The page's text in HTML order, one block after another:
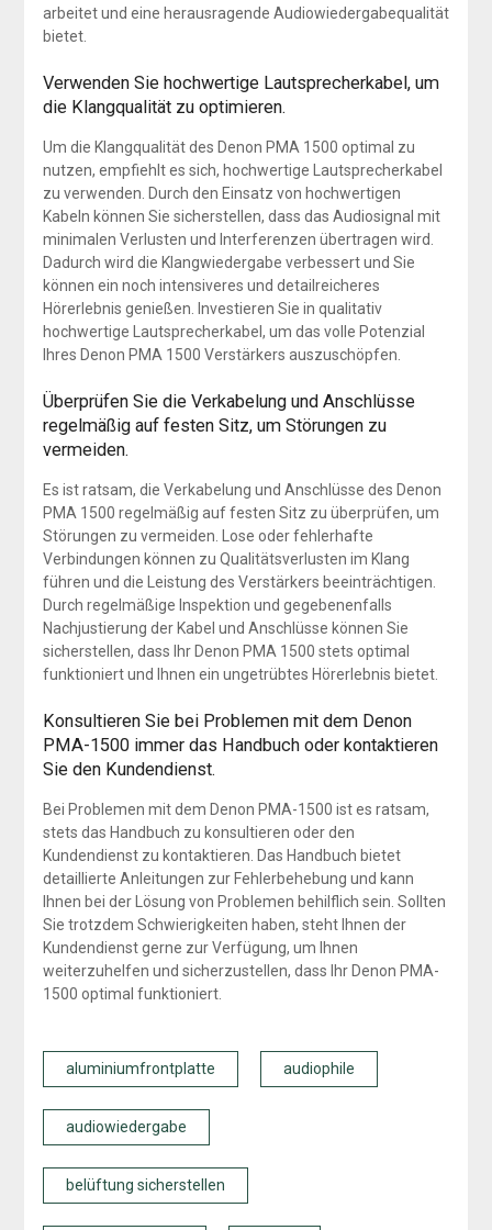
arbeitet und eine herausragende Audiowiedergabequalität
bietet.
Verwenden Sie hochwertige Lautsprecherkabel, um
die Klangqualität zu optimieren.
Um die Klangqualität des Denon PMA 1500 optimal zu
nutzen, empfiehlt es sich, hochwertige Lautsprecherkabel
zu verwenden. Durch den Einsatz von hochwertigen
Kabeln können Sie sicherstellen, dass das Audiosignal mit
minimalen Verlusten und Interferenzen übertragen wird.
Dadurch wird die Klangwiedergabe verbessert und Sie
können ein noch intensiveres und detailreicheres
Hörerlebnis genießen. Investieren Sie in qualitativ
hochwertige Lautsprecherkabel, um das volle Potenzial
Ihres Denon PMA 1500 Verstärkers auszuschöpfen.
Überprüfen Sie die Verkabelung und Anschlüsse
regelmäßig auf festen Sitz, um Störungen zu
vermeiden.
Es ist ratsam, die Verkabelung und Anschlüsse des Denon
PMA 1500 regelmäßig auf festen Sitz zu überprüfen, um
Störungen zu vermeiden. Lose oder fehlerhafte
Verbindungen können zu Qualitätsverlusten im Klang
führen und die Leistung des Verstärkers beeinträchtigen.
Durch regelmäßige Inspektion und gegebenenfalls
Nachjustierung der Kabel und Anschlüsse können Sie
sicherstellen, dass Ihr Denon PMA 1500 stets optimal
funktioniert und Ihnen ein ungetrübtes Hörerlebnis bietet.
Konsultieren Sie bei Problemen mit dem Denon
PMA-1500 immer das Handbuch oder kontaktieren
Sie den Kundendienst.
Bei Problemen mit dem Denon PMA-1500 ist es ratsam,
stets das Handbuch zu konsultieren oder den
Kundendienst zu kontaktieren. Das Handbuch bietet
detaillierte Anleitungen zur Fehlerbehebung und kann
Ihnen bei der Lösung von Problemen behilflich sein. Sollten
Sie trotzdem Schwierigkeiten haben, steht Ihnen der
Kundendienst gerne zur Verfügung, um Ihnen
weiterzuhelfen und sicherzustellen, dass Ihr Denon PMA-
1500 optimal funktioniert.
aluminiumfrontplatte audiophile
audiowiedergabe
belüftung sicherstellen